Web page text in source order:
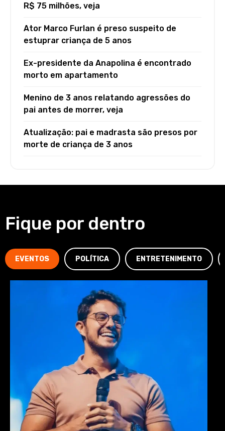
R$ 75 milhões, veja
Ator Marco Furlan é preso suspeito de
estuprar criança de 5 anos
Ex-presidente da Anapolina é encontrado
morto em apartamento
Menino de 3 anos relatando agressões do
pai antes de morrer, veja
Atualização: pai e madrasta são presos por
morte de criança de 3 anos
Fique por dentro
EVENTOS POLÍTICA ENTRETENIMENTO